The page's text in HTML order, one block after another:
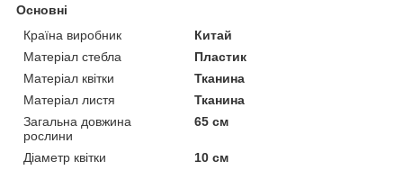
Основні
Країна виробник
Китай
Матеріал стебла
Пластик
Матеріал квітки
Тканина
Матеріал листя
Тканина
Загальна довжина
рослини
65 см
Діаметр квітки
10 см